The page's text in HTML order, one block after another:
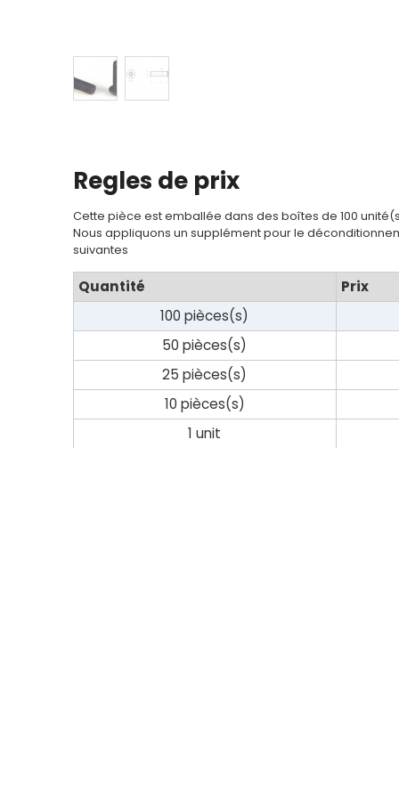
Regles de prix
Cette pièce est emballée dans des boîtes de 100
Nous appliquons un supplément pour le
suivantes
Quantité
Prix
100 pièces(s)
50 pièces(s)
25 pièces(s)
10 pièces(s)
1 unit